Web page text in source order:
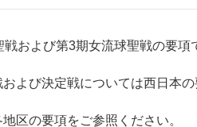
および第3期女流球聖戦の要項
よび決定戦については西日本の
区の要項をご参照ください。